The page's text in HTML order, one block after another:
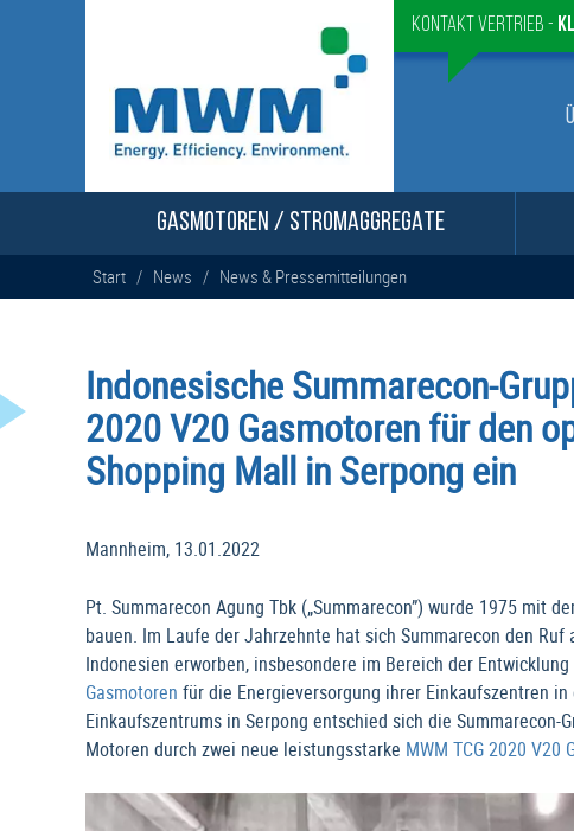
Kontakt Vertrieb -
GASMOTOREN / STROMAGGREGATE
Start / News / News & Pressemitteilungen
Indonesische Summarecon-
2020 V20 Gasmotoren für den
Shopping Mall in Serpong ein
Mannheim, 13.01.2022
Pt. Summarecon Agung Tbk („Summarecon”) wurde 1975 mit
bauen. Im Laufe der Jahrzehnte hat sich Summarecon den
Indonesien erworben, insbesondere im Bereich der
Gasmotoren für die Energieversorgung ihrer Einkaufszentren
Einkaufszentrums in Serpong entschied sich die
Motoren durch zwei neue leistungsstarke MWM TCG 2020 V20